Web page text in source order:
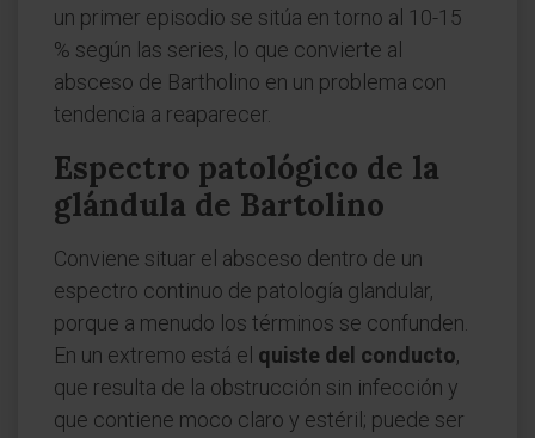
un primer episodio se sitúa en torno al 10-15
% según las series, lo que convierte al
absceso de Bartholino en un problema con
tendencia a reaparecer.
Espectro patológico de la
glándula de Bartolino
Conviene situar el absceso dentro de un
espectro continuo de patología glandular,
porque a menudo los términos se confunden.
En un extremo está el quiste del conducto,
que resulta de la obstrucción sin infección y
que contiene moco claro y estéril; puede ser